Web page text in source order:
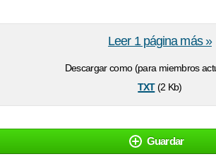
Descargar como (para miembros
txt(2 Kb)
Leer 1 página más »
Guardar